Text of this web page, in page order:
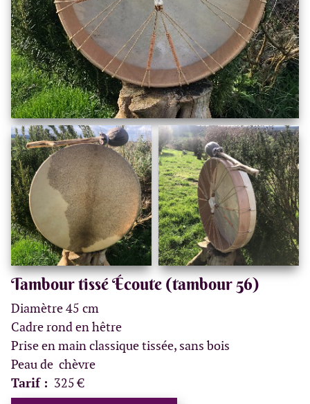
Tambour tissé Écoute (tambour 56)
Diamètre 45 cm
Cadre rond en hêtre
Prise en main classique tissée, sans bois
Peau de chèvre
Tarif : 325 €